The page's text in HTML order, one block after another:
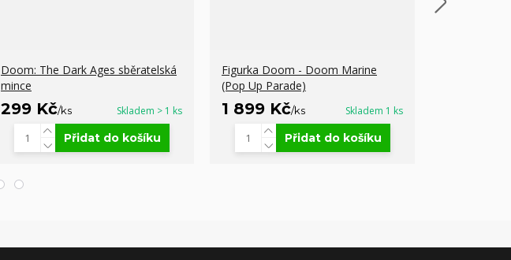
Doom: The Dark Ages sběratelská
mince
299 Kč/ks Skladem > 1 ks
Přidat do košíku
Figurka Doom - Doom Marine
(Pop Up Parade)
1 899 Kč/ks Skladem 1 ks
Přidat do košíku